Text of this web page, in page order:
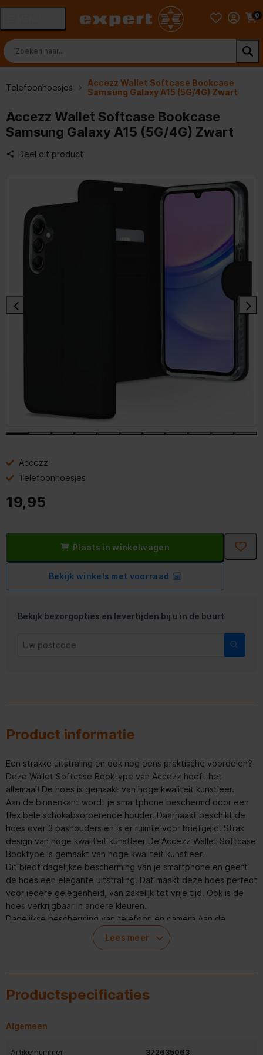
0
Telefoonhoesjes
Accezz Wallet Softcase Bookcase
Samsung Galaxy A15 (5G/4G) Zwart
Accezz Wallet Softcase Bookcase
Samsung Galaxy A15 (5G/4G) Zwart
Deel dit product
Accezz
Telefoonhoesjes
19,95
Plaats in winkelwagen
Bekijk winkels met voorraad
Bekijk bezorgopties en levertijden bij u in de buurt
Product informatie
Een strakke uitstraling en ook nog eens praktische voordelen?
Deze Wallet Softcase Booktype van Accezz heeft het
allemaal! De hoes is gemaakt van hoge kwaliteit kunstleer.
Aan de binnenkant wordt je smartphone beschermd door een
flexibele schokabsorberende houder. Daarnaast beschikt de
hoes over 3 pashouders en is er ruimte voor briefgeld. Strak
design van hoge kwaliteit kunstleer De Accezz Wallet Softcase
Booktype is gemaakt van hoge kwaliteit kunstleer.
Dit biedt dagelijkse bescherming van je smartphone en geeft
de hoes een elegante uitstraling. Dat maakt deze hoes perfect
voor iedere gelegenheid, van zakelijk tot vrije tijd. Ook is de
hoes verkrijgbaar in andere kleuren.
Dagelijkse bescherming van telefoon en camera Aan de
binnenkant van de booktype is een flexibele siliconen houder
aangebracht. De hoes beschikt over verhoogde randen,
Hierdoor blijven je scherm en pasjes veilig. Ruimte voor pasjes
pashouders, zodat je jouw belangrijkste pasjes altijd bij de
Op deze manier kun je je portemonnee thuis laten. Ideaal
Lees meer
Productspecificaties
Algemeen
Artikelnummer 372635063